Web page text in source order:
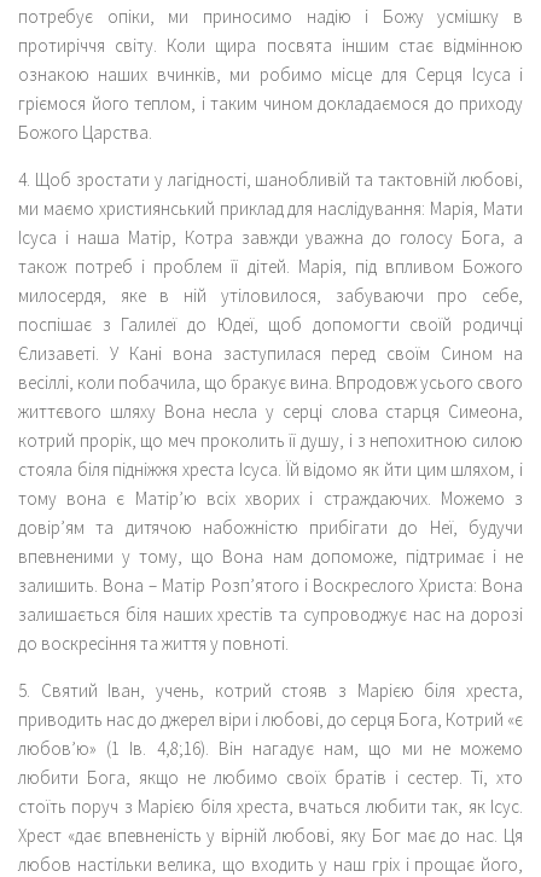
потребує опіки, ми приносимо надію і Божу усмішку в
протиріччя світу. Коли щира посвята іншим стає відмінною
ознакою наших вчинків, ми робимо місце для Серця Ісуса і
гріємося його теплом, і таким чином докладаємося до приходу
Божого Царства.
4. Щоб зростати у лагідності, шанобливій та тактовній любові,
ми маємо християнський приклад для наслідування: Марія, Мати
Ісуса і наша Матір, Котра завжди уважна до голосу Бога, а
також потреб і проблем її дітей. Марія, під впливом Божого
милосердя, яке в ній утіловилося, забуваючи про себе,
поспішає з Галилеї до Юдеї, щоб допомогти своїй родичці
Єлизаветі. У Кані вона заступилася перед своїм Сином на
весіллі, коли побачила, що бракує вина. Впродовж усього свого
життєвого шляху Вона несла у серці слова старця Симеона,
котрий прорік, що меч проколить її душу, і з непохитною силою
стояла біля підніжжя хреста Ісуса. Їй відомо як йти цим шляхом, і
тому вона є Матір’ю всіх хворих і страждаючих. Можемо з
довір’ям та дитячою набожністю прибігати до Неї, будучи
впевненими у тому, що Вона нам допоможе, підтримає і не
залишить. Вона – Матір Розп’ятого і Воскреслого Христа: Вона
залишається біля наших хрестів та супроводжує нас на дорозі
до воскресіння та життя у повноті.
5. Святий Іван, учень, котрий стояв з Марією біля хреста,
приводить нас до джерел віри і любові, до серця Бога, Котрий «є
любов’ю» (1 Ів. 4,8;16). Він нагадує нам, що ми не можемо
любити Бога, якщо не любимо своїх братів і сестер. Ті, хто
стоїть поруч з Марією біля хреста, вчаться любити так, як Ісус.
Хрест «дає впевненість у вірній любові, яку Бог має до нас. Ця
любов настільки велика, що входить у наш гріх і прощає його,